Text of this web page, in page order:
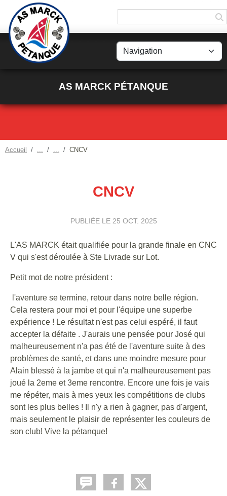
AS MARCK PÉTANQUE
Accueil CNCV
CNCV
PUBLIÉE LE 25 OCT. 2025
L'AS MARCK était qualifiée pour la grande finale en CNC
V qui s'est déroulée à Ste Livrade sur Lot.
Petit mot de notre président :
l'aventure se termine, retour dans notre belle région.
Cela restera pour moi et pour l'équipe une superbe
expérience ! Le résultat n'est pas celui espéré, il faut
accepter la défaite . J'aurais une pensée pour José qui
malheureusement n'a pas été de l'aventure suite à des
problèmes de santé, et dans une moindre mesure pour
Alain blessé à la jambe et qui n'a malheureusement pas
joué la 2eme et 3eme rencontre. Encore une fois je vais
me répéter, mais à mes yeux les compétitions de clubs
sont les plus belles ! Il n'y a rien à gagner, pas d'argent,
mais seulement le plaisir de représenter les couleurs de
son club! Vive la pétanque!
Panneau de gestion des cookies